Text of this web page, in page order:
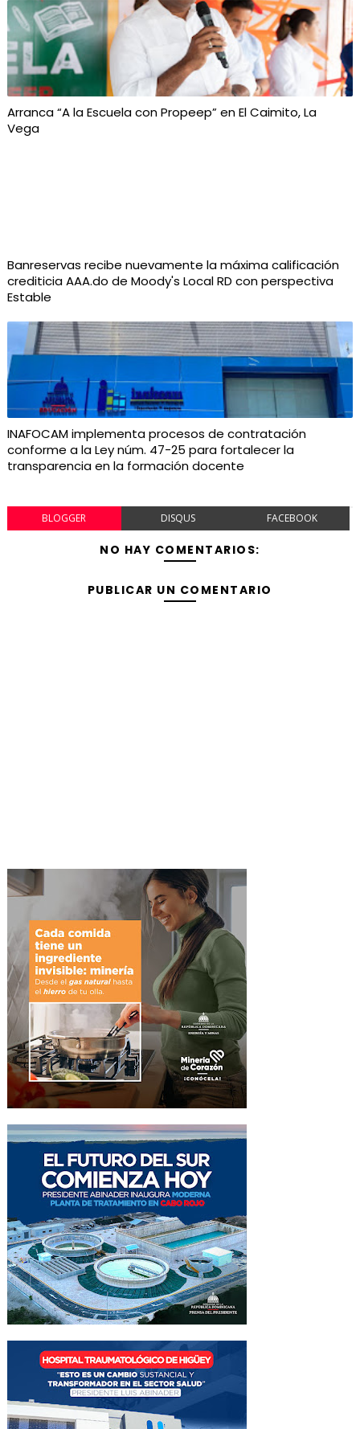
Arranca “A la Escuela con Propeep” en El Caimito, La
Vega
Banreservas recibe nuevamente la máxima calificación
crediticia AAA.do de Moody's Local RD con perspectiva
Estable
INAFOCAM implementa procesos de contratación
conforme a la Ley núm. 47-25 para fortalecer la
transparencia en la formación docente
BLOGGER DISQUS FACEBOOK
NO HAY COMENTARIOS:
PUBLICAR UN COMENTARIO